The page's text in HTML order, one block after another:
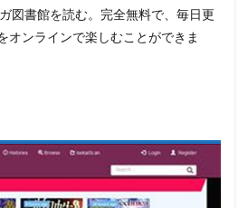
図書館を読む。完全無料で、毎日更
オンラインで楽しむことができま